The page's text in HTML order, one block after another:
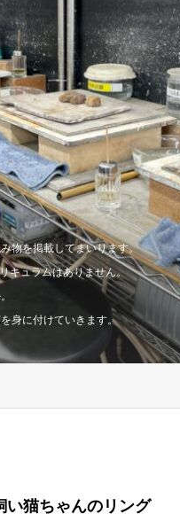
物を掲載してまいります。
キュラムはありません。
身に付けていきます。
い猫ちゃんのリング